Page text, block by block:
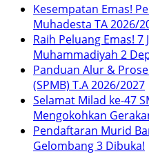
Kesempatan Emas!
Muhadesta TA 2026/
Raih Peluang Emas! 7
Muhammadiyah 2
Panduan Alur &
(SPMB) T.A 2026/2027
Selamat Milad ke-47
Mengokohkan
Pendaftaran Murid
Gelombang 3 Dibuka!